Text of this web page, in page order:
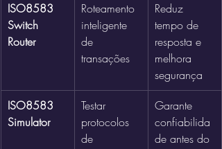
ISO8583
Switch
Router
Roteamento
inteligente
de
transações
Reduz
tempo de
resposta e
melhora
segurança
ISO8583
Simulator
Testar
protocolos
de
Garante
confiabilida
de antes do